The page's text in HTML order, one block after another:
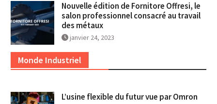
Nouvelle édition de Fornitore Offresi, le
salon professionnel consacré au travail
des métaux
janvier 24, 2023
Monde Industriel
L’usine flexible du futur vue par Omron